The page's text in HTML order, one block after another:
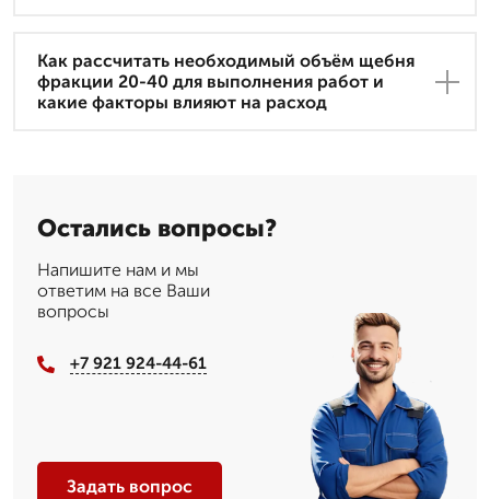
Как рассчитать необходимый объём щебня
фракции 20-40 для выполнения работ и
какие факторы влияют на расход
Остались вопросы?
Напишите нам и мы
ответим на все Ваши
вопросы
+7 921 924-44-61
Задать вопрос